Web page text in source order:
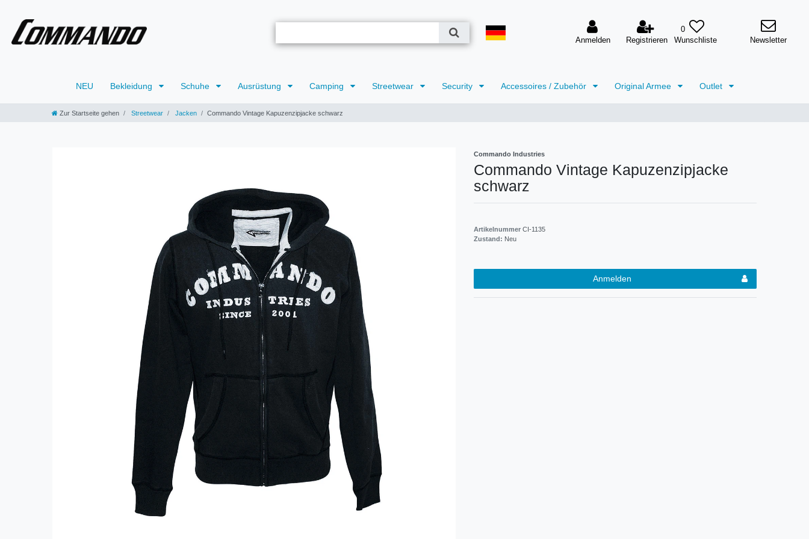
Anmelden Registrieren
0
Newsletter
NEU Bekleidung Schuhe Ausrüstung Camping Streetwear Security Accessoires / Zubehör Original Armee Outlet
Zur Startseite gehen Streetwear Jacken Commando Vintage Kapuzenzipjacke schwarz
Commando Industries
Commando Vintage Kapuzenzipjacke
schwarz
Artikelnummer CI-1135
Zustand: Neu
Anmelden